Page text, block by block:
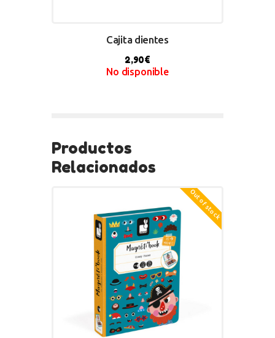
Cajita dientes
2,90€
No disponible
Productos
Relacionados
Out of stock